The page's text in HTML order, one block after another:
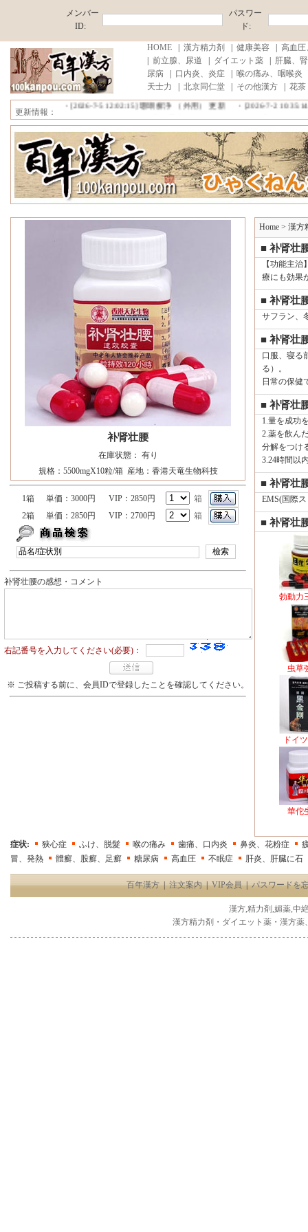
メンバー
ID:
パスワー
ド:
HOME| 漢方精力剤 健康美容
高血圧
前立腺、尿道 ダイエット薬|
肝臓、
尿病
口内炎、炎症 喉の痛み、咽喉炎
天士力
北京同仁堂| その他漢方| 花茶
更新情報：
■中国原産地直売,薄利多売！ ■消費税、代行手数料が無料!■注文商
・[2026-7-20 15:52:17]
雪域藏宝 更新 ・[2026-7-6 20:47:31]
プロ
・[2026-7-5 12:02:15]珊瑚癬浄 （外用） 更新 ・[2026-7-2
・[2026-4-28 19:45:08]雲南白薬痔クリーム （外用） 更新・[2026-
■中国原産地直売,薄利多売！ ■消費税、代行手数料が無料!■注文商
补肾壮腰
在庫状態： 有り
規格：5500mgX10粒/箱 産地：香港天竜生物科技
1箱 単価：3000円 VIP：2850円
箱
2箱
単価：2850円 VIP：2700円 箱
补肾壮腰の感想・コメント
右記番号を入力してください(必要)：
※ ご投稿する前に、会員IDで登録したことを確認してください。
Home> 漢方
■ 补肾壮
【功能主
療にも効果
■ 补肾壮
サフラン、
■ 补肾壮
口服、寝る
る）。
日常の保健
■ 补肾壮
1.量を成功
2.薬を飲ん
分解をつけ
3.24時間以
■ 补肾壮
EMS(国際
■ 补肾壮
勃動力
虫草
ドイ
華佗
症状: 狭心症 ふけ、脱髮 喉の痛み 歯痛、口内炎 鼻炎、花粉症
冒、発熱
體癬、股癬、足癬 糖尿病 高血圧 不眠症 肝炎、肝臓に石
百年漢方|注文案内|VIP会員|パスワードを
漢方,精力剤,媚薬,中
漢方精力剤・ダイエット薬・漢方